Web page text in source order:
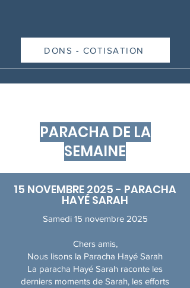
DONS - COTISATION
PARACHA DE LA
SEMAINE
15 NOVEMBRE 2025 - PARACHA
HAYÉ SARAH
Samedi 15 novembre 2025
Chers amis,
Nous lisons la Paracha Hayé Sarah
La paracha Hayé Sarah raconte les
derniers moments de Sarah, les efforts